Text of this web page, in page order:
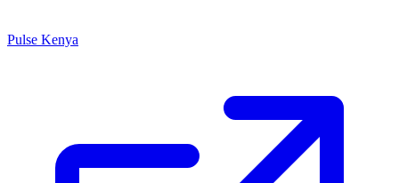
Pulse Kenya